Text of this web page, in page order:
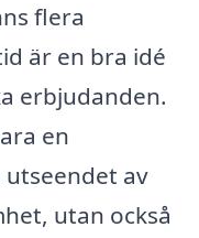
flera
är en bra idé
erbjudanden.
en
av
utan också